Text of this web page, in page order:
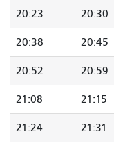
20:23 20:30
20:38 20:45
20:52 20:59
21:08 21:15
21:24 21:31